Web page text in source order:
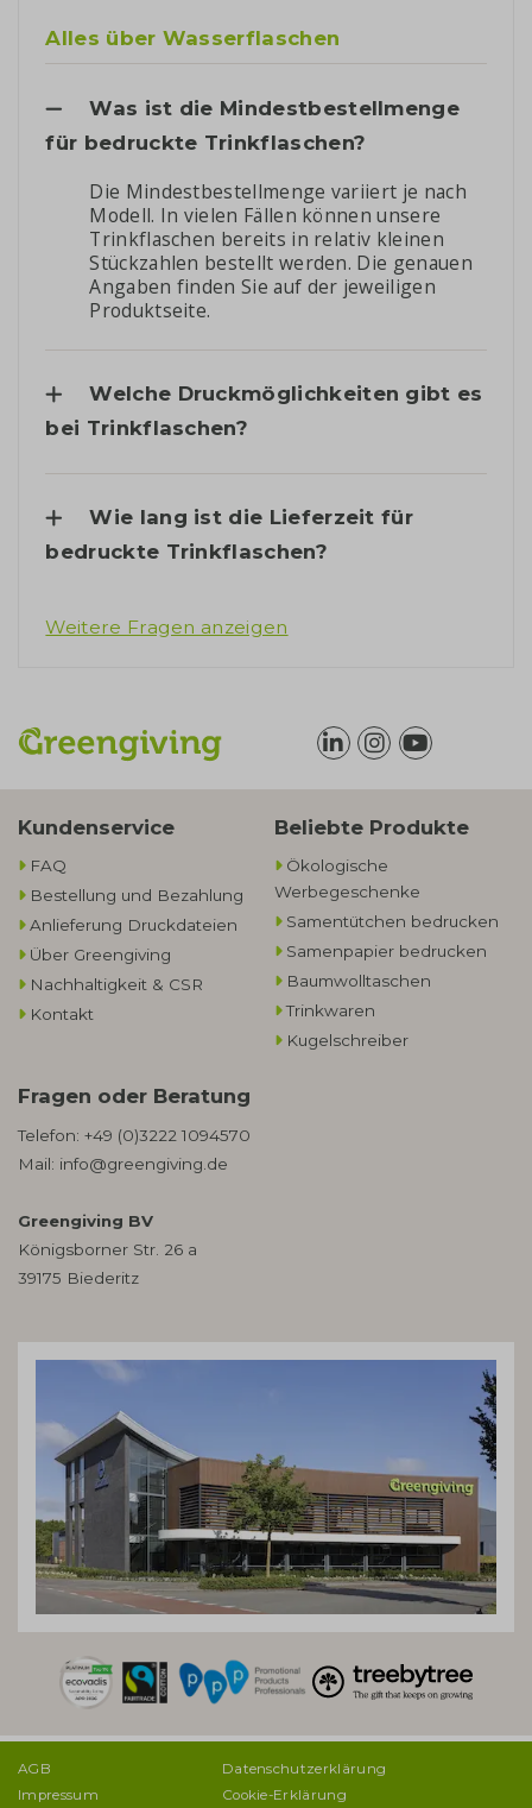
Alles über Wasserflaschen
Was ist die Mindestbestellmenge
für bedruckte Trinkflaschen?
Die Mindestbestellmenge variiert je nach
Modell. In vielen Fällen können unsere
Trinkflaschen bereits in relativ kleinen
Stückzahlen bestellt werden. Die genauen
Angaben finden Sie auf der jeweiligen
Produktseite.
Welche Druckmöglichkeiten gibt es
bei Trinkflaschen?
Wie lang ist die Lieferzeit für
bedruckte Trinkflaschen?
Weitere Fragen anzeigen
Kundenservice
FAQ
Bestellung und Bezahlung
Anlieferung Druckdateien
Über Greengiving
Nachhaltigkeit & CSR
Kontakt
Beliebte Produkte
Ökologische
Werbegeschenke​
Samentütchen bedrucken
Samenpapier bedrucken
Baumwolltaschen​
Trinkwaren
Kugelschreiber
Fragen oder Beratung
Telefon: +49 (0)3222 1094570
Mail: info@greengiving.de
Greengiving BV
Königsborner Str. 26 a
39175 Biederitz
AGB
Impressum
Datenschutzerklärung
Cookie-Erklärung